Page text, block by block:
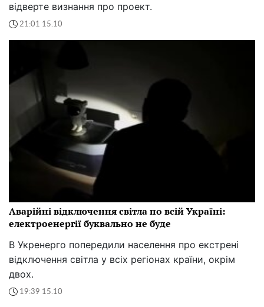
відверте визнання про проект.
21:01 15.10
Аварійні відключення світла по всій Україні:
електроенергії буквально не буде
В Укренерго попередили населення про екстрені
відключення світла у всіх регіонах країни, окрім
двох.
19:39 15.10